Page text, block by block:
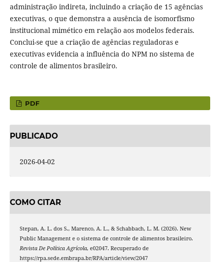
administração indireta, incluindo a criação de 15 agências
executivas, o que demonstra a ausência de isomorfismo
institucional mimético em relação aos modelos federais.
Conclui-se que a criação de agências reguladoras e
executivas evidencia a influência do NPM no sistema de
controle de alimentos brasileiro.
PDF
PUBLICADO
2026-04-02
COMO CITAR
Stepan, A. L. dos S., Marenco, A. L., & Schabbach, L. M. (2026). New
Public Management e o sistema de controle de alimentos brasileiro.
Revista De Política Agrícola, e02047. Recuperado de
https://rpa.sede.embrapa.br/RPA/article/view/2047